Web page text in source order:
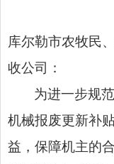
库尔勒市农牧民
收公司：
为进一步规
机械报废更新补
益，保障机主的